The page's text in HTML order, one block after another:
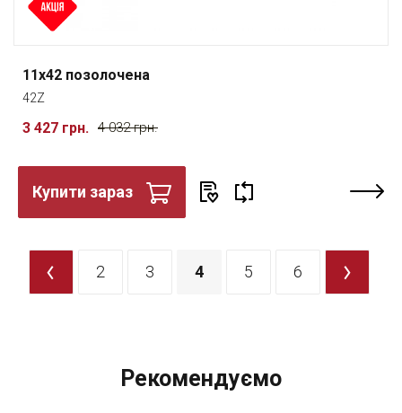
11x42 позолочена
42Z
3 427 грн. 4 032 грн.
Купити зараз
< 2 3 4 5 6 >
Рекомендуємо